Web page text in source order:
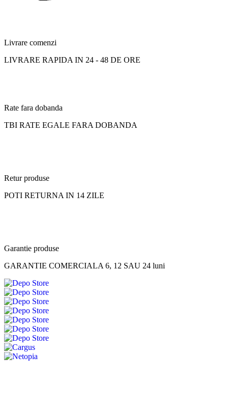
Livrare comenzi
LIVRARE RAPIDA IN 24 - 48 DE ORE
Rate fara dobanda
TBI RATE EGALE FARA DOBANDA
Retur produse
POTI RETURNA IN 14 ZILE
Garantie produse
GARANTIE COMERCIALA 6, 12 SAU 24 luni